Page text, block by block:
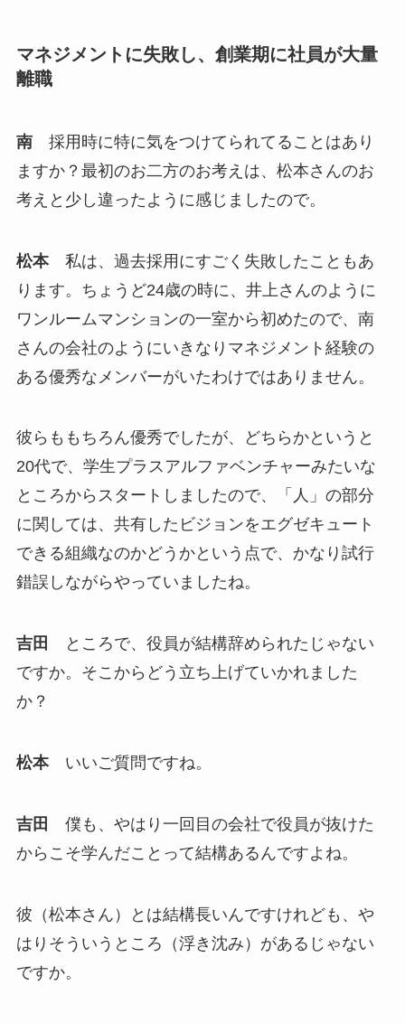
マネジメントに失敗し、創業期に社員が大量
離職
南採用時に特に気をつけてられてることはあり
ますか？最初のお二方のお考えは、松本さんのお
考えと少し違ったように感じましたので。
松本私は、過去採用にすごく失敗したこともあ
ります。ちょうど24歳の時に、井上さんのように
ワンルームマンションの一室から初めたので、南
さんの会社のようにいきなりマネジメント経験の
ある優秀なメンバーがいたわけではありません。
彼らももちろん優秀でしたが、どちらかというと
20代で、学生プラスアルファベンチャーみたいな
ところからスタートしましたので、「人」の部分
に関しては、共有したビジョンをエグゼキュート
できる組織なのかどうかという点で、かなり試行
錯誤しながらやっていましたね。
吉田
ところで、役員が結構辞められたじゃない
ですか。そこからどう立ち上げていかれました
か？
松本いいご質問ですね。
吉田
僕も、やはり一回目の会社で役員が抜けた
からこそ学んだことって結構あるんですよね。
彼（松本さん）とは結構長いんですけれども、や
はりそういうところ（浮き沈み）があるじゃない
ですか。